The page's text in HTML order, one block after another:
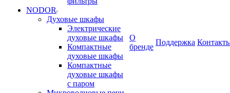
NODOR
Духовые шкафы
Электрические
духовые шкафы
Компактные
духовые шкафы
Компактные
духовые шкафы
с паром
О
бренде
Поддержка